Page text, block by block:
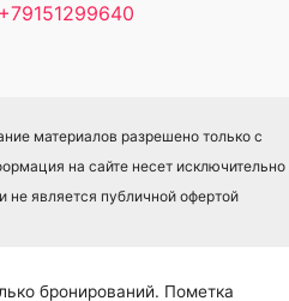
материалов разрешено только с
на сайте несет исключительно
не является публичной офертой
бронирований. Пометка